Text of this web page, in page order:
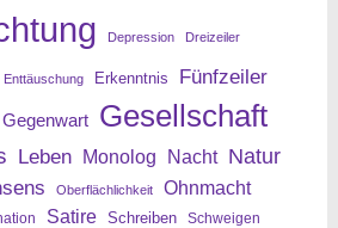
Depression Dreizeiler
Enttäuschung Erkenntnis Fünfzeiler
Gegenwart Gesellschaft
Leben Monolog Nacht Natur
Oberflächlichkeit
Ohnmacht
Satire Schreiben Schweigen